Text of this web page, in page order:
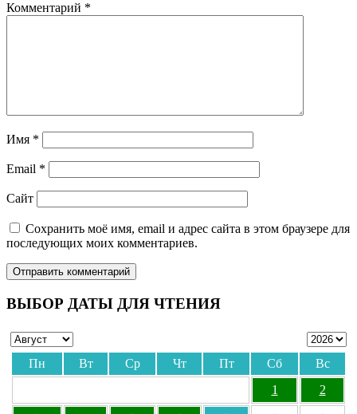
Комментарий *
Имя *
Email *
Сайт
Сохранить моё имя, email и адрес сайта в этом браузере для
последующих моих комментариев.
ВЫБОР ДАТЫ ДЛЯ ЧТЕНИЯ
Пн Вт Ср Чт Пт Сб
Вс
1
2